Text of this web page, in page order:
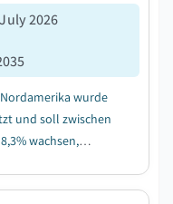
July 2026
wurde
und soll zwischen
wachsen,